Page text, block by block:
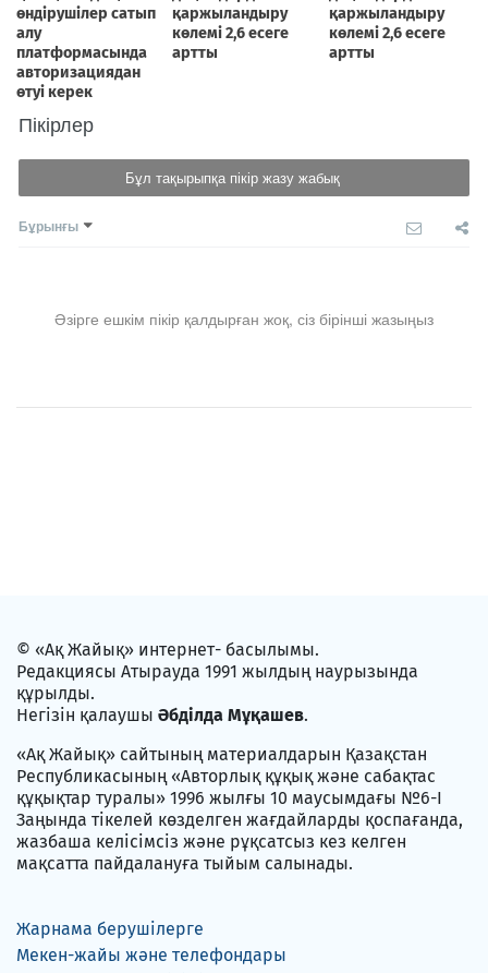
Пікірлер
Бұл тақырыпқа пікір жазу жабық
Бұрынғы
Әзірге ешкім пікір қалдырған жоқ, сіз бірінші жазыңыз
© «Ақ Жайық» интернет- басылымы.
Редакциясы Атырауда 1991 жылдың наурызында
құрылды.
Негізін қалаушы Әбділда Мұқашев.
«Ақ Жайық» сайтының материалдарын Қазақстан
Республикасының «Авторлық құқық және сабақтас
құқықтар туралы» 1996 жылғы 10 маусымдағы №6-I
Заңында тікелей көзделген жағдайларды қоспағанда,
жазбаша келісімсіз және рұқсатсыз кез келген
мақсатта пайдалануға тыйым салынады.
Жарнама берушілерге
Мекен-жайы және телефондары